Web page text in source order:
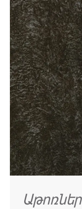
Աթոռներ